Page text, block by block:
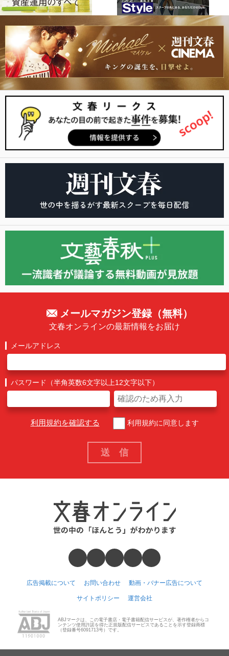
メールマガジン登録（無料）
文春オンラインの最新情報をお届け
メールアドレス
パスワード（半角英数6文字以上12文字以下）
利用規約を確認する 利用規約に同意します
広告掲載について お問い合わせ 動画・バナー広告について
サイトポリシー 運営会社
ABJマークは、この電子書店・電子書籍配信サービスが、著作権者からコ
ンテンツ使用許諾を得た正規版配信サービスであることを示す登録商標
（登録番号6091713号）です。